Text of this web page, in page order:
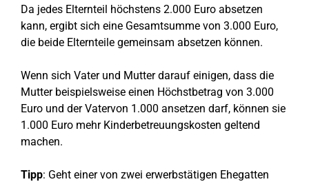
Da jedes Elternteil höchstens 2.000 Euro absetzen
kann, ergibt sich eine Gesamtsumme von 3.000 Euro,
die beide Elternteile gemeinsam absetzen können.
Wenn sich Vater und Mutter darauf einigen, dass die
Mutter beispielsweise einen Höchstbetrag von 3.000
Euro und der Vatervon 1.000 ansetzen darf, können sie
1.000 Euro mehr Kinderbetreuungskosten geltend
machen.
Tipp: Geht einer von zwei erwerbstätigen Ehegatten